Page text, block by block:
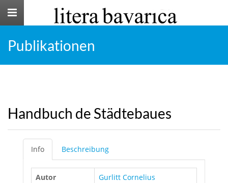
Toggle
Publikationen
Handbuch de Städtebaues
Info Beschreibung
Autor
Gurlitt Cornelius